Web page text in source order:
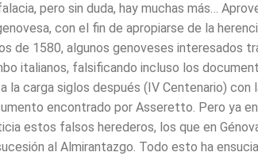
pero sin duda, hay muchas más…
con el fin de apropiarse de la
de 1580, algunos genoveses interesados
italianos, falsificando incluso los
la carga siglos después (IV Centenario) con
encontrado por Asseretto. Pero ya
estos falsos herederos, los que en
al Almirantazgo. Todo esto ha